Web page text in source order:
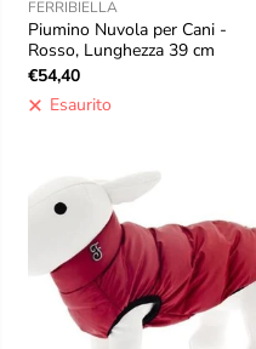
FERRIBIELLA
Piumino Nuvola per Cani -
Rosso, Lunghezza 39 cm
€54,40
Esaurito